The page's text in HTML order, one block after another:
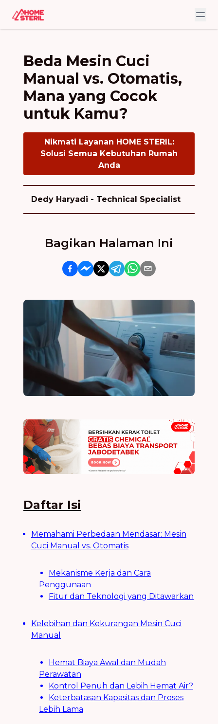
Beda Mesin Cuci
Manual vs. Otomatis,
Mana yang Cocok
untuk Kamu?
Nikmati Layanan HOME STERIL:
Solusi Semua Kebutuhan Rumah
Anda
Dedy Haryadi - Technical Specialist
Bagikan Halaman Ini
Daftar Isi
Memahami Perbedaan Mendasar: Mesin
Cuci Manual vs. Otomatis
Mekanisme Kerja dan Cara
Penggunaan
Fitur dan Teknologi yang Ditawarkan
Kelebihan dan Kekurangan Mesin Cuci
Manual
Hemat Biaya Awal dan Mudah
Perawatan
Kontrol Penuh dan Lebih Hemat Air?
Keterbatasan Kapasitas dan Proses
Lebih Lama